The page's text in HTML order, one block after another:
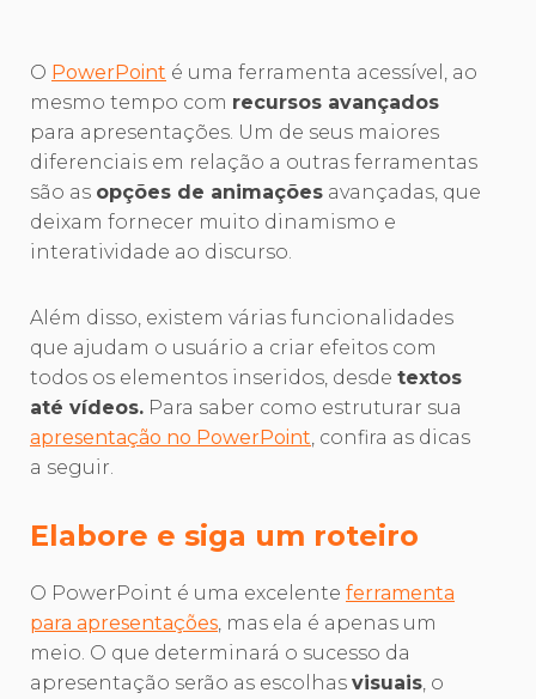
O PowerPoint é uma ferramenta acessível, ao
mesmo tempo com recursos avançados
para apresentações. Um de seus maiores
diferenciais em relação a outras ferramentas
são as opções de animações avançadas, que
deixam fornecer muito dinamismo e
interatividade ao discurso.
Além disso, existem várias funcionalidades
que ajudam o usuário a criar efeitos com
todos os elementos inseridos, desde textos
até vídeos. Para saber como estruturar sua
apresentação no PowerPoint, confira as dicas
a seguir.
Elabore e siga um roteiro
O PowerPoint é uma excelente ferramenta
para apresentações, mas ela é apenas um
meio. O que determinará o sucesso da
apresentação serão as escolhas visuais, o